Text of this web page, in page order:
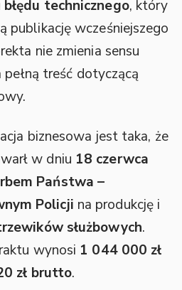
błędu technicznego, który
publikację wcześniejszego
nie zmienia sensu
pełną treść dotyczącą
biznesowa jest taka, że
w dniu 18 czerwca
Państwa –
Policji na produkcję i
służbowych.
wynosi 1 044 000 zł
zł brutto.